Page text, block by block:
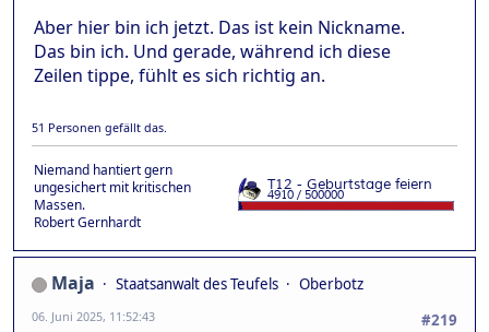
Aber hier bin ich jetzt. Das ist kein Nickname.
Das bin ich. Und gerade, während ich diese
Zeilen tippe, fühlt es sich richtig an.
51 Personen gefällt das.
Niemand hantiert gern
ungesichert mit kritischen
Massen.
Robert Gernhardt
Maja Staatsanwalt des Teufels
Oberbotz
#219
06. Juni 2025, 11:52:43